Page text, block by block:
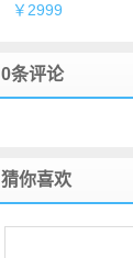
￥2999
0条评论
猜你喜欢